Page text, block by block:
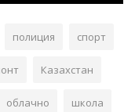
полиция спорт
Казахстан
облачно школа